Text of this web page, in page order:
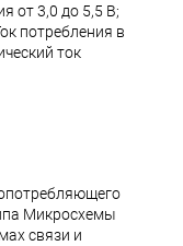
от 3,0 до 5,5 В;
потребления в
ток
Микросхемы
связи и